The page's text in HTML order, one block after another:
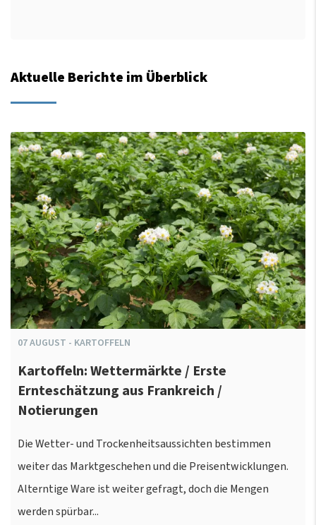
Aktuelle Berichte im Überblick
07AUGUST - KARTOFFELN
Kartoffeln: Wettermärkte / Erste
Ernteschätzung aus Frankreich /
Notierungen
Die Wetter- und Trockenheitsaussichten bestimmen
weiter das Marktgeschehen und die Preisentwicklungen.
Alterntige Ware ist weiter gefragt, doch die Mengen
werden spürbar...